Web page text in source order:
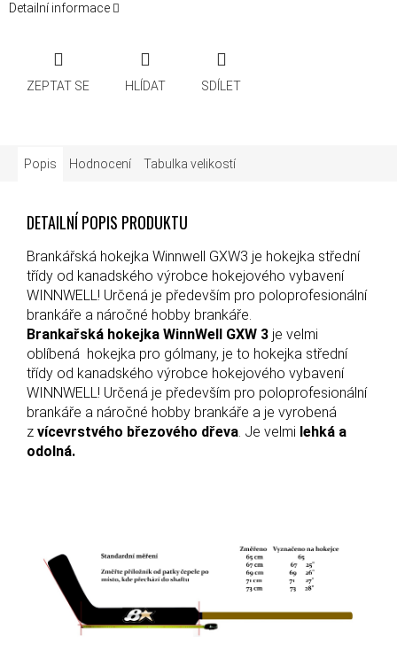
Detailní informace
ZEPTAT SE HLÍDAT SDÍLET
Popis Hodnocení Tabulka velikostí
DETAILNÍ POPIS PRODUKTU
Brankářská hokejka Winnwell GXW3 je hokejka střední
třídy od kanadského výrobce hokejového vybavení
WINNWELL! Určená je především pro poloprofesionální
brankáře a náročné hobby brankáře.
Brankařská hokejka WinnWell GXW 3 je velmi
oblíbená hokejka pro gólmany, je to hokejka střední
třídy od kanadského výrobce hokejového vybavení
WINNWELL! Určená je především pro poloprofesionální
brankáře a náročné hobby brankáře a je vyrobená
z vícevrstvého březového dřeva . Je velmi lehká a
odolná.